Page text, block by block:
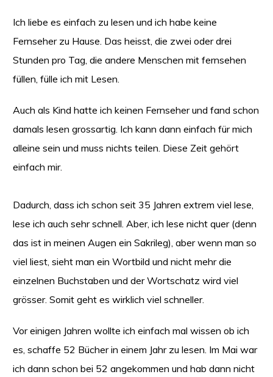
Ich liebe es einfach zu lesen und ich habe keine
Fernseher zu Hause. Das heisst, die zwei oder drei
Stunden pro Tag, die andere Menschen mit fernsehen
füllen, fülle ich mit Lesen.
Auch als Kind hatte ich keinen Fernseher und fand schon
damals lesen grossartig. Ich kann dann einfach für mich
alleine sein und muss nichts teilen. Diese Zeit gehört
einfach mir.
Dadurch, dass ich schon seit 35 Jahren extrem viel lese,
lese ich auch sehr schnell. Aber, ich lese nicht quer (denn
das ist in meinen Augen ein Sakrileg), aber wenn man so
viel liest, sieht man ein Wortbild und nicht mehr die
einzelnen Buchstaben und der Wortschatz wird viel
grösser. Somit geht es wirklich viel schneller.
Vor einigen Jahren wollte ich einfach mal wissen ob ich
es, schaffe 52 Bücher in einem Jahr zu lesen. Im Mai war
ich dann schon bei 52 angekommen und hab dann nicht